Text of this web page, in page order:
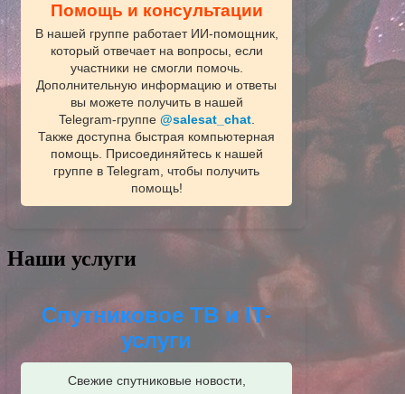
Помощь и консультации
В нашей группе работает ИИ‑помощник,
который отвечает на вопросы, если
участники не смогли помочь.
Дополнительную информацию и ответы
вы можете получить в нашей
Telegram‑группе @salesat_chat.
Также доступна быстрая компьютерная
помощь. Присоединяйтесь к нашей
группе в Telegram, чтобы получить
помощь!
Наши услуги
Спутниковое ТВ и IT-
услуги
Свежие спутниковые новости,